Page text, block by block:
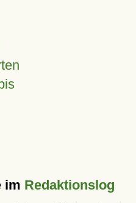
im Redaktionslog